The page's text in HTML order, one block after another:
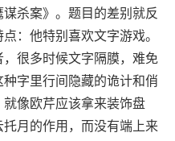
杀案》。题目的差别就反
：他特别喜欢文字游戏。
很多时候文字隔膜，难免
字里行间隐藏的诡计和俏
像欧芹应该拿来装饰盘
月的作用，而没有端上来